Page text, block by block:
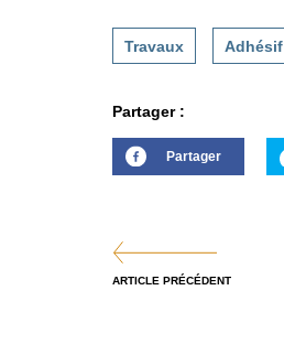
Travaux Adhésif
Partager :
Partager
ARTICLE PRÉCÉDENT